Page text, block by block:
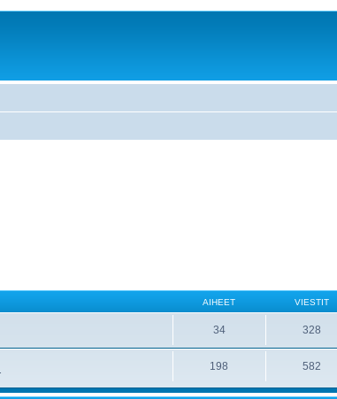
AIHEET VIESTIT
34 328
198 582